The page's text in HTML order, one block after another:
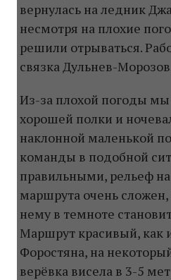
вернулась на ледник
несмотря на плохие
решили отрываться.
связка Дульнев-
Из-за плохой погоды
хорошей полки и
наклонной маленькой
команды в подобной
правильными, рельеф
маршрута очень
нему в темноте
Маршрут красивый, как
Форостяна, на
верёвка висела в 3-5